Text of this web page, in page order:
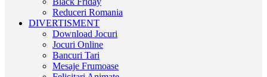
Reduceri Romania
DIVERTISMENT
Download Jocuri
Jocuri Online
Bancuri Tari
Mesaje Frumoase